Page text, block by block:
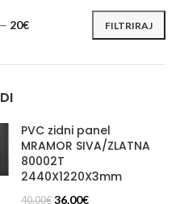
FILTRIRAJ
20€
PVC zidni panel
MRAMOR SIVA/ZLATNA
80002T
2440X1220X3mm
40.00€ 36.00€